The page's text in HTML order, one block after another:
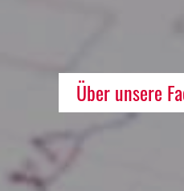
Über unsere